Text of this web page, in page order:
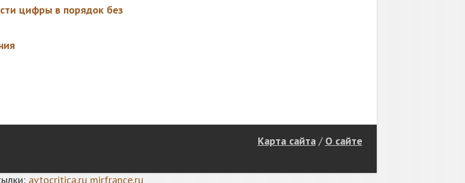
цифры в порядок без
Карта сайта/ О сайте
avtocritica.ru mirfrance.ru